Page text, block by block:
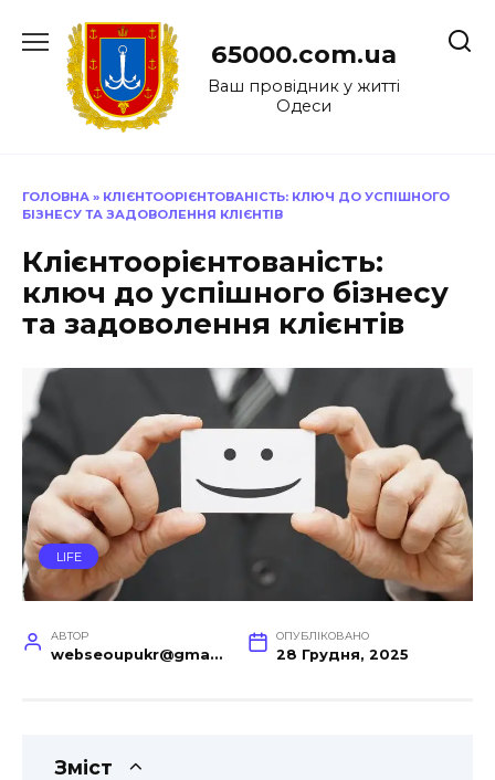
до
65000.com.ua
Ваш провідник у житті
Одеси
ГОЛОВНА » КЛІЄНТООРІЄНТОВАНІСТЬ: КЛЮЧ ДО УСПІШНОГО
БІЗНЕСУ ТА ЗАДОВОЛЕННЯ КЛІЄНТІВ
Клієнтоорієнтованість:
ключ до успішного бізнесу
та задоволення клієнтів
LIFE
АВТОР
webseoupukr@gmail.com
ОПУБЛІКОВАНО
28 Грудня, 2025
Зміст